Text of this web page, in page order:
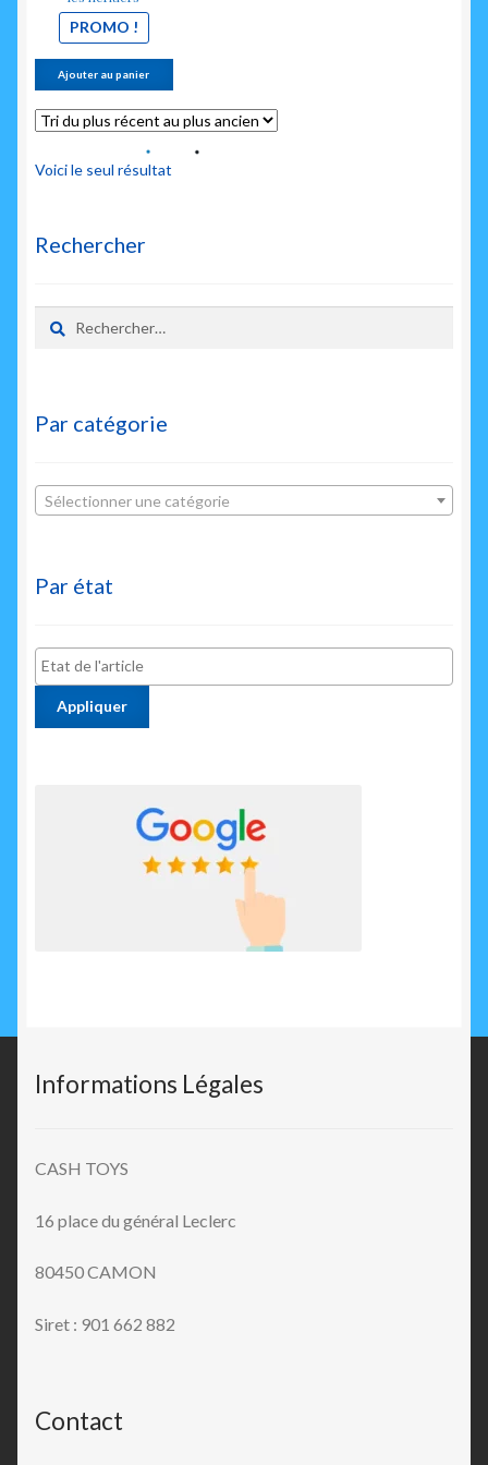
PROMO !
Ajouter au panier
Voici le seul résultat
Rechercher
Rechercher :
Par catégorie
Sélectionner une catégorie
Par état
Appliquer
Informations Légales
CASH TOYS
16 place du général Leclerc
80450 CAMON
Siret : 901 662 882
Contact